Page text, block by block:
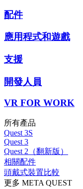
配件
應用程式和遊戲
支援
開發人員
VR FOR WORK
所有產品
Quest 3S
Quest 3
Quest 2（翻新版）
相關配件
頭戴式裝置比較
更多 META QUEST